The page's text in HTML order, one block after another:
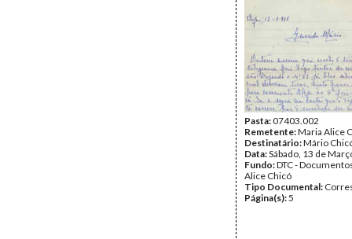
Pasta:07403.002
Remetente:Maria Alice
Destinatário:Mário
Data:Sábado, 13 de
Fundo:DTC -
Alice Chicó
Tipo Documental:
Página(s):5